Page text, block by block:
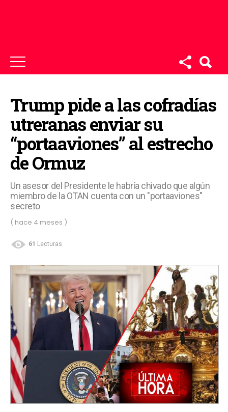
Trump pide a las cofradías
utreranas enviar su
“portaaviones” al estrecho
de Ormuz
Un asesor del Presidente le habría chivado que algún
miembro de la OTAN cuenta con un "portaaviones"
secreto
( hace 4 meses )
61 Lecturas